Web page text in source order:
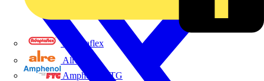
Adaptaflex
Alre
Amphenol FTG